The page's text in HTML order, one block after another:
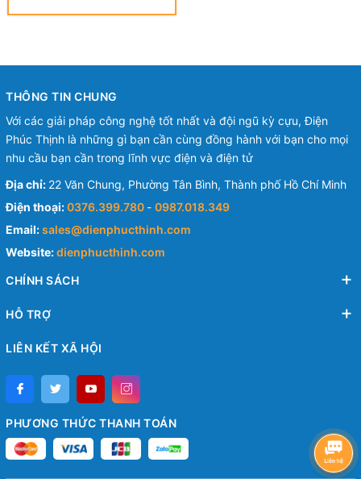
THÔNG TIN CHUNG
Với các giải pháp công nghệ tốt nhất và đội ngũ kỳ cựu, Điện
Phúc Thịnh là những gì bạn cần cùng đồng hành với bạn cho mọi
nhu cầu bạn cần trong lĩnh vực điện và điện tử
Địa chỉ: 22 Văn Chung, Phường Tân Bình, Thành phố Hồ Chí Minh
Điện thoại:0376.399.780 - 0987.018.349
Email:sales@dienphucthinh.com
Website:dienphucthinh.com
CHÍNH SÁCH
HỖ TRỢ
LIÊN KẾT XÃ HỘI
PHƯƠNG THỨC THANH TOÁN